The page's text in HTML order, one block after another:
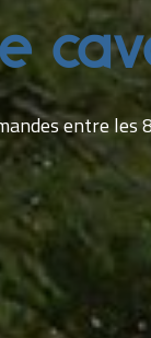
entre